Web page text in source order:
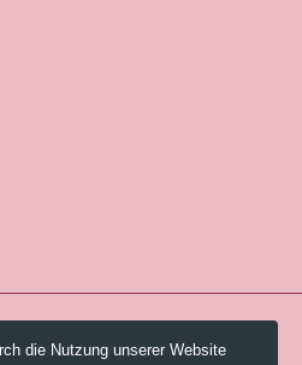
Zürich.
die Nutzung unserer Website